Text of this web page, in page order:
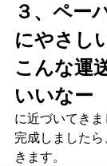
３、ペー
にやさし
こんな運
いいなー
に近づいてきま
完成しました
きます。